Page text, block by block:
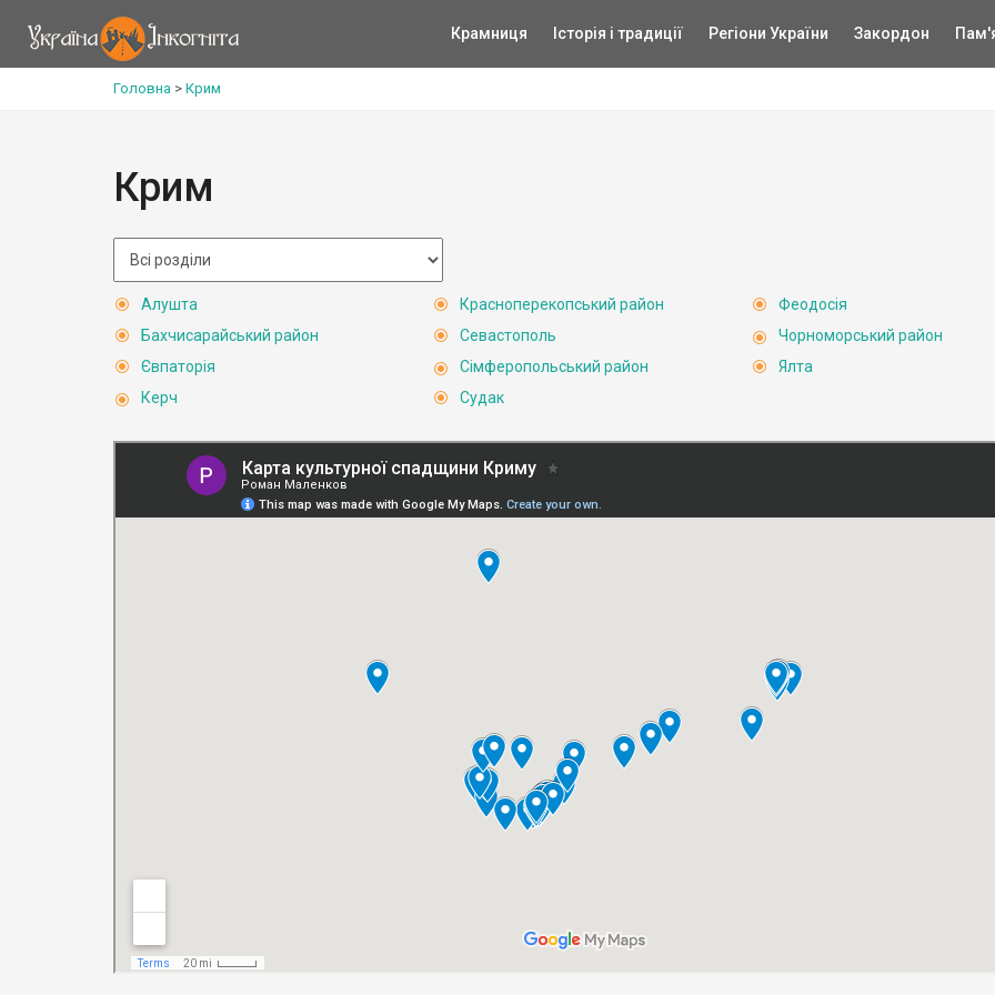
Крамниця Історія і традиції Регіони України Закордон
Головна > Крим
Крим
Алушта
Бахчисарайський район
Євпаторія
Керч
Красноперекопський район
Севастополь
Сімферопольський район
Судак
Феодосія
Чорноморський район
Ялта